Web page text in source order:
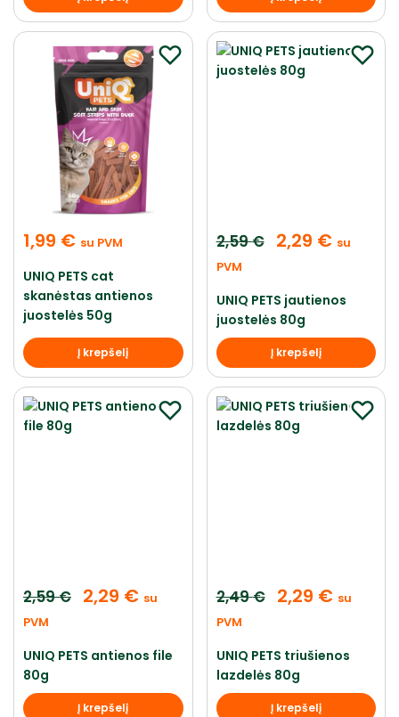
1,99 € su PVM
UNIQ PETS cat
skanėstas antienos
juostelės 50g
Į krepšelį
2,59€ 2,29 € su
PVM
UNIQ PETS jautienos
juostelės 80g
Į krepšelį
2,59€ 2,29 € su
PVM
UNIQ PETS antienos file
80g
Į krepšelį
2,49€ 2,29 € su
PVM
UNIQ PETS triušienos
lazdelės 80g
Į krepšelį